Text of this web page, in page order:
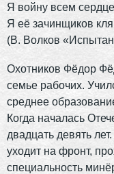
Я войну всем
Я её зачинщиков
(В. Волков
Охотников Фёдор
семье рабочих.
среднее
Когда началась
двадцать девять
уходит на фронт,
специальность